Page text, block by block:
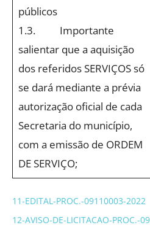
públicos
1.3. Importante
salientar que a aquisição
dos referidos SERVIÇOS só
se dará mediante a prévia
autorização oficial de cada
Secretaria do município,
com a emissão de ORDEM
DE SERVIÇO;
11-EDITAL-PROC.-09110003-2022
12-AVISO-DE-LICITACAO-PROC.-